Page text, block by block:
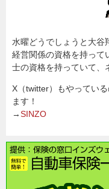
水曜どうでしょうと大谷
経営関係の資格を持って
士の資格を持っていて、
X（twitter）もやってい
ます！
→SINZO